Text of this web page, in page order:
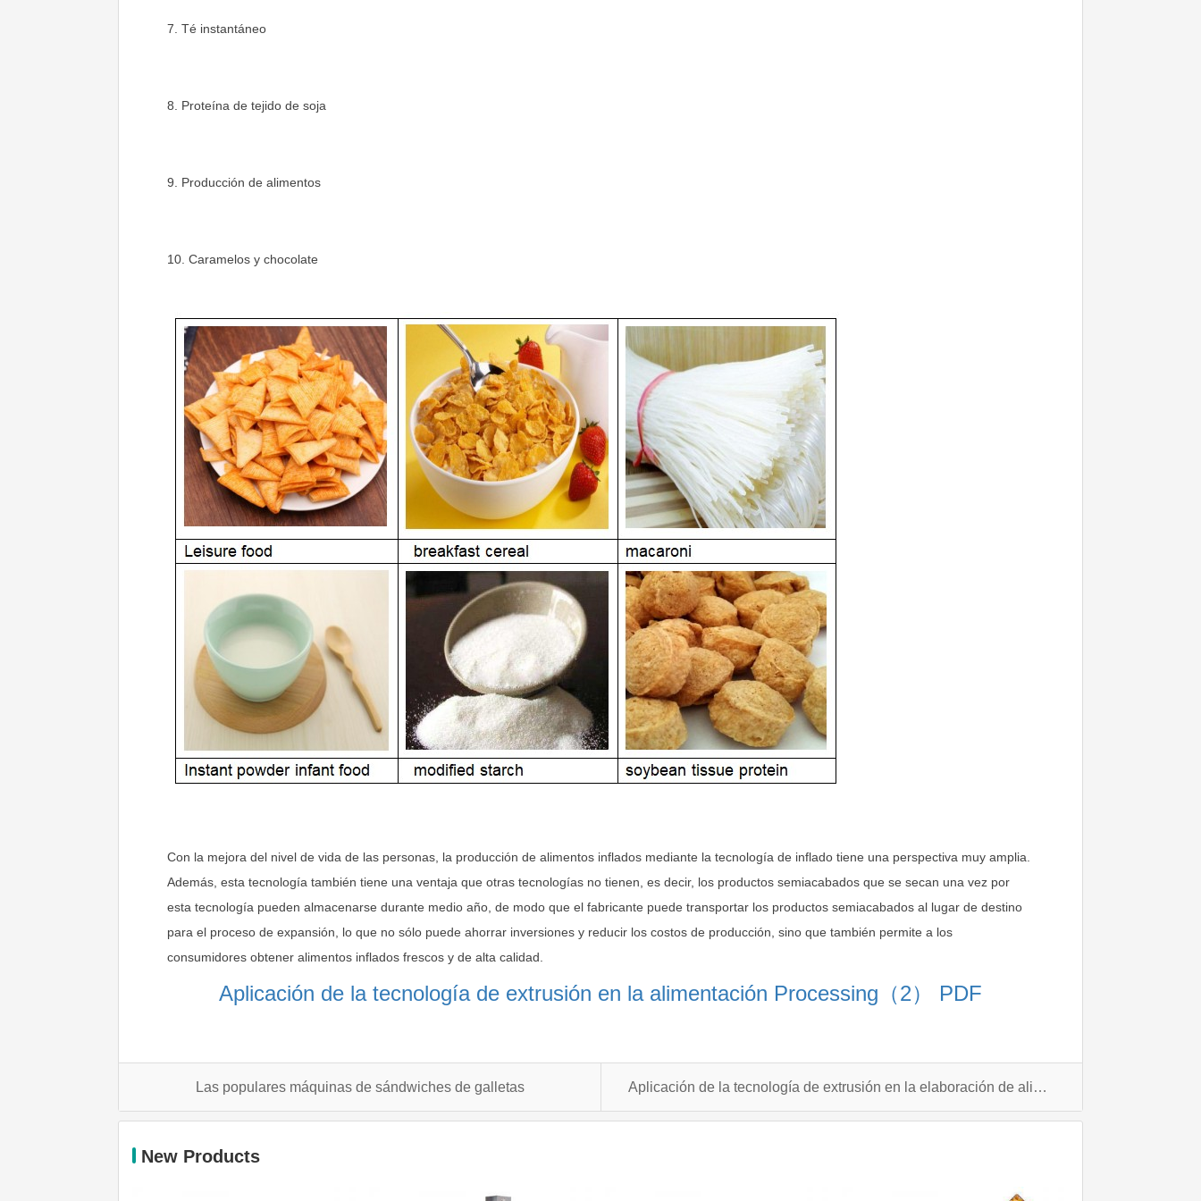
7. Té instantáneo
8. Proteína de tejido de soja
9. Producción de alimentos
10. Caramelos y chocolate
Con la mejora del nivel de vida de las personas, la producción de alimentos inflados mediante la tecnología de inflado tiene una perspectiva muy amplia.
Además, esta tecnología también tiene una ventaja que otras tecnologías no tienen, es decir, los productos semiacabados que se secan una vez por
esta tecnología pueden almacenarse durante medio año, de modo que el fabricante puede transportar los productos semiacabados al lugar de destino
para el proceso de expansión, lo que no sólo puede ahorrar inversiones y reducir los costos de producción, sino que también permite a los
consumidores obtener alimentos inflados frescos y de alta calidad.
Aplicación de la tecnología de extrusión en la alimentación Processing（2） PDF
Las populares máquinas de sándwiches de galletas Aplicación de la tecnología de extrusión en la elaboración de alimentos (1）
New Products